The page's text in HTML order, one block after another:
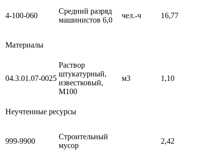
4-100-060
Средний разряд
машинистов 6,0
чел.-ч 16,77
Материалы
04.3.01.07-0025
Раствор
штукатурный,
известковый,
М100
м3 1,10
Неучтенные ресурсы
999-9900
Строительный
мусор
2,42